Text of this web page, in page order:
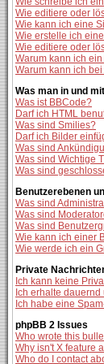
Wie editiere oder
Wie kann ich eine
Wie erstelle ich
Wie editiere oder
Warum kann ich
Warum kann ich
Was man in und
Was ist BBCode?
Darf ich HTML
Was sind Smilies?
Darf ich Bilder
Was sind
Was sind Wichtige
Was sind
Benutzerebenen
Was sind
Was sind
Was sind
Wie kann ich einer
Wie werde ich ein
Private
Ich kann keine
Ich erhalte
Ich habe eine
phpBB 2 Issues
Who wrote this
Why isn't X feature
Who do I contact